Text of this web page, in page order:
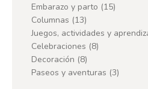
Embarazo y parto (15)
Columnas (13)
Juegos, actividades y
Celebraciones (8)
Decoración (8)
Paseos y aventuras (3)